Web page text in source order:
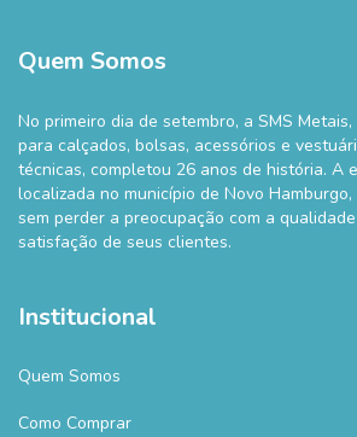
Quem Somos
No primeiro dia de setembro, a SMS
para calçados, bolsas, acessórios e
técnicas, completou 26 anos de história. A
localizada no município de Novo
sem perder a preocupação com a
satisfação de seus clientes.
Institucional
Quem Somos
Como Comprar